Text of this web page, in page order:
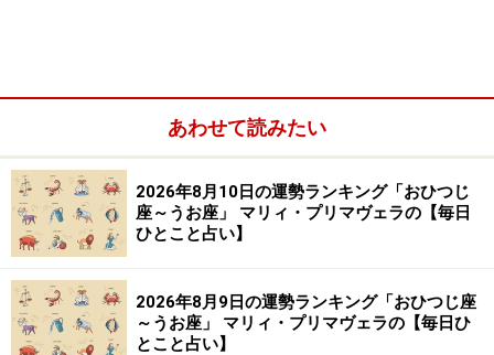
Amazonで占い関連の商品をチェック！
楽天市場で占い関連の商品をチェック！
あわせて読みたい
2026年8月10日の運勢ランキング「おひつじ
座～うお座」 マリィ・プリマヴェラの【毎日
ひとこと占い】
2026年8月9日の運勢ランキング「おひつじ座
～うお座」 マリィ・プリマヴェラの【毎日ひ
とこと占い】